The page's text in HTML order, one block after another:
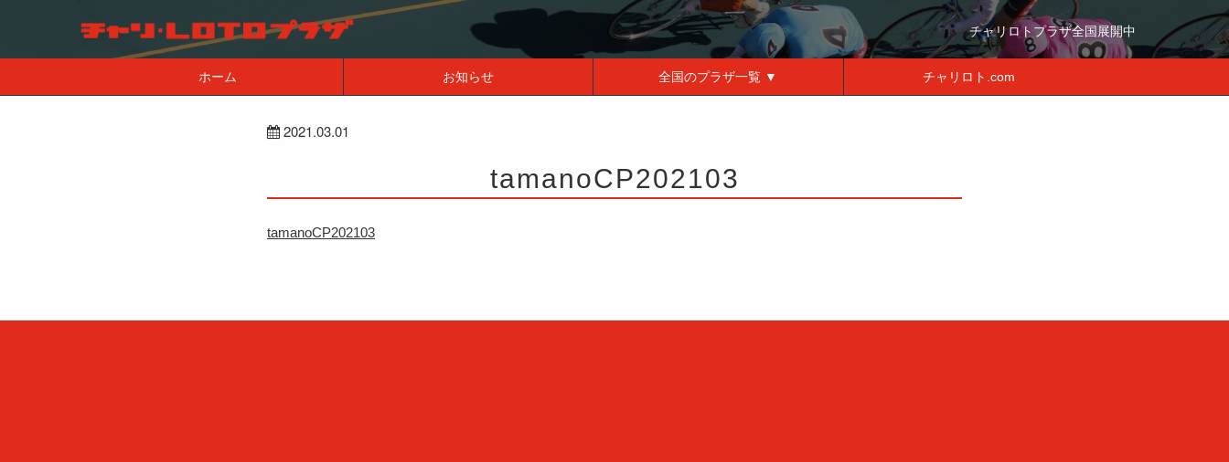
チャリロトプラザ全国展開中
ホーム お知らせ 全国のプラザ一覧 ▼ チャリロト.com
2021.03.01
tamanoCP202103
tamanoCP202103